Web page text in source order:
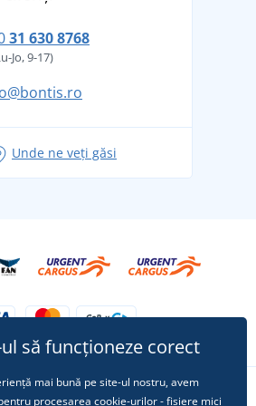
cu bagajul - pregătiți-vă
griji
în rol principal: ținute pentru
31 630 8768
Jo, 9-17)
Unde ne veți găsi
să funcționeze corect
mai bună pe site-ul nostru, avem
procesarea cookie-urilor- fișiere mici